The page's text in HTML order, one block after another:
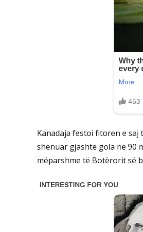
Kanadaja festoi fitoren e
shënuar gjashtë gola në 90
mëparshme të Botërorit së